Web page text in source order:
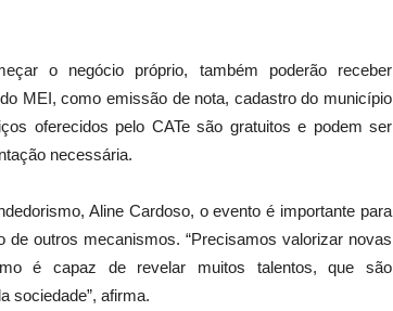
o negócio próprio, também poderão receber
MEI, como emissão de nota, cadastro do município
oferecidos pelo CATe são gratuitos e podem ser
necessária.
Aline Cardoso, o evento é importante para
outros mecanismos. “Precisamos valorizar novas
é capaz de revelar muitos talentos, que são
sociedade”, afirma.